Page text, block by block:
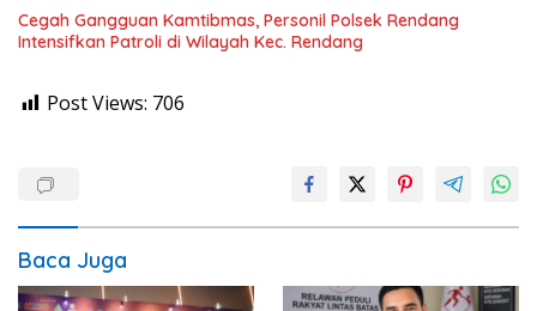
Cegah Gangguan Kamtibmas, Personil Polsek Rendang
Intensifkan Patroli di Wilayah Kec. Rendang
Post Views: 706
Baca Juga